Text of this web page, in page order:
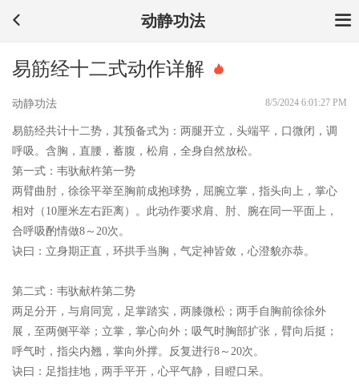
动静功法
易筋经十二式动作详解
动静功法 8/5/2024 6:01:27 PM
易筋经共计十二势，其预备式为：两腿开立，头端平，口微闭，调
呼吸。含胸，直腰，蓄腹，松肩，全身自然放松。
第一式：韦驮献杵第一势
两臂曲肘，徐徐平举至胸前成抱球势，屈腕立掌，指头向上，掌心
相对（10厘米左右距离）。此动作要求肩、肘、腕在同一平面上，
合呼吸酌情做8～20次。
诀曰： 立身期正直，环拱手当胸，气定神皆敛，心澄貌亦恭。
第二式：韦驮献杵第二势
两足分开，与肩同宽，足掌踏实，两膝微松；两手自胸前徐徐外
展，至两侧平举；立掌，掌心向外；吸气时胸部扩张，臂向后挺；
呼气时，指尖内翘，掌向外撑。反复进行8～20次。
诀曰： 足指挂地，两手平开，心平气静，目瞪口呆。